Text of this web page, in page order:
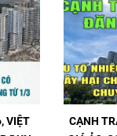
VIỆT
CẠNH